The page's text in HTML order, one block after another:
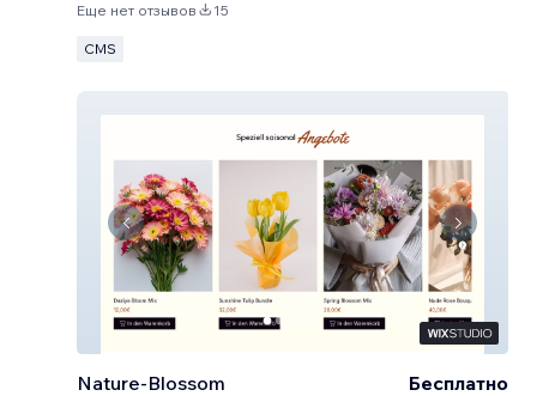
Еще нет отзывов 15
CMS
Nature-Blossom Бесплатно